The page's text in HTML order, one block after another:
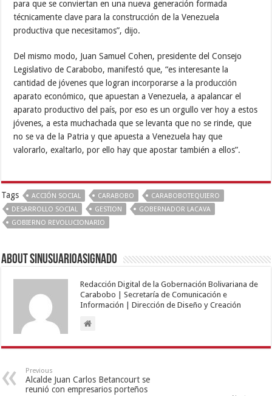
para que se conviertan en una nueva generación formada
técnicamente clave para la construcción de la Venezuela
productiva que necesitamos”, dijo.
Del mismo modo, Juan Samuel Cohen, presidente del Consejo
Legislativo de Carabobo, manifestó que, “es interesante la
cantidad de jóvenes que logran incorporarse a la producción
aparato económico, que apuestan a Venezuela, a apalancar el
aparato productivo del país, por eso es un orgullo ver hoy a estos
jóvenes, a esta muchachada que se levanta que no se rinde, que
no se va de la Patria y que apuesta a Venezuela hay que
valorarlo, exaltarlo, por ello hay que apostar también a ellos”.
Tags ACCIÓN SOCIAL CARABOBO
CARABOBOTEQUIERO
DESARROLLO SOCIAL
GESTION
GOBERNADOR LACAVA
GOBIERNO REVOLUCIONARIO
About sinusuarioasignado
Redacción Digital de la Gobernación Bolivariana de
Carabobo | Secretaría de Comunicación e
Información | Dirección de Diseño y Creación
Previous
Alcalde Juan Carlos Betancourt se
reunió con empresarios porteños